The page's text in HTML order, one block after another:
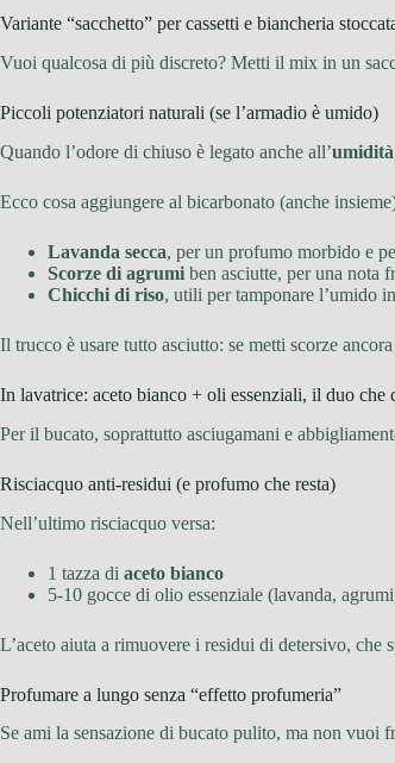
Variante “sacchetto” per cassetti e biancheria
Vuoi qualcosa di più discreto? Metti il mix in un
Piccoli potenziatori naturali (se l’armadio è umido)
Quando l’odore di chiuso è legato anche all’umidità
Ecco cosa aggiungere al bicarbonato (anche
Lavanda secca, per un profumo morbido e
Scorze di agrumi ben asciutte, per una nota
Chicchi di riso, utili per tamponare l’umido
Il trucco è usare tutto asciutto: se metti scorze
In lavatrice: aceto bianco + oli essenziali, il duo che
Per il bucato, soprattutto asciugamani e
Risciacquo anti-residui (e profumo che resta)
Nell’ultimo risciacquo versa:
1 tazza di aceto bianco
5-10 gocce di olio essenziale (lavanda,
L’aceto aiuta a rimuovere i residui di detersivo, che
Profumare a lungo senza “effetto profumeria”
Se ami la sensazione di bucato pulito, ma non vuoi